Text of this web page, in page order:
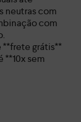
neutras com
com
**frete grátis**
sem